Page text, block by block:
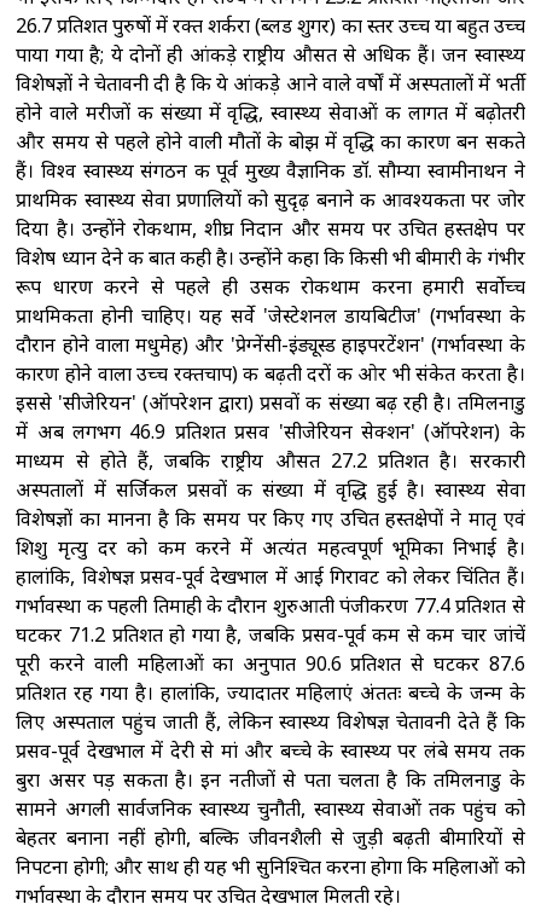
26.7 प्रतिशत पुरुषों में रक्त शर्करा (ब्लड शुगर) का स्तर उच्च या बहुत उच्च
पाया गया है; ये दोनों ही आंकड़े राष्ट्रीय औसत से अधिक हैं। जन स्वास्थ्य
विशेषज्ञों ने चेतावनी दी है कि ये आंकड़े आने वाले वर्षों में अस्पतालों में भर्ती
होने वाले मरीजों की संख्या में वृद्धि, स्वास्थ्य सेवाओं की लागत में बढ़ोतरी
और समय से पहले होने वाली मौतों के बोझ में वृद्धि का कारण बन सकते
हैं। विश्व स्वास्थ्य संगठन की पूर्व मुख्य वैज्ञानिक डॉ. सौम्या स्वामीनाथन ने
प्राथमिक स्वास्थ्य सेवा प्रणालियों को सुदृढ़ बनाने की आवश्यकता पर जोर
दिया है। उन्होंने रोकथाम, शीघ्र निदान और समय पर उचित हस्तक्षेप पर
विशेष ध्यान देने की बात कही है। उन्होंने कहा कि किसी भी बीमारी के गंभीर
रूप धारण करने से पहले ही उसकी रोकथाम करना हमारी सर्वोच्च
प्राथमिकता होनी चाहिए। यह सर्वे 'जेस्टेशनल डायबिटीज' (गर्भावस्था के
दौरान होने वाला मधुमेह) और 'प्रेग्नेंसी-इंड्यूस्ड हाइपरटेंशन' (गर्भावस्था के
कारण होने वाला उच्च रक्तचाप) की बढ़ती दरों की ओर भी संकेत करता है।
इससे 'सीजेरियन' (ऑपरेशन द्वारा) प्रसवों की संख्या बढ़ रही है। तमिलनाडु
में अब लगभग 46.9 प्रतिशत प्रसव 'सीजेरियन सेक्शन' (ऑपरेशन) के
माध्यम से होते हैं, जबकि राष्ट्रीय औसत 27.2 प्रतिशत है। सरकारी
अस्पतालों में सर्जिकल प्रसवों की संख्या में वृद्धि हुई है। स्वास्थ्य सेवा
विशेषज्ञों का मानना ​​है कि समय पर किए गए उचित हस्तक्षेपों ने मातृ एवं
शिशु मृत्यु दर को कम करने में अत्यंत महत्वपूर्ण भूमिका निभाई है।
हालांकि, विशेषज्ञ प्रसव-पूर्व देखभाल में आई गिरावट को लेकर चिंतित हैं।
गर्भावस्था की पहली तिमाही के दौरान शुरुआती पंजीकरण 77.4 प्रतिशत से
घटकर 71.2 प्रतिशत हो गया है, जबकि प्रसव-पूर्व कम से कम चार जांचें
पूरी करने वाली महिलाओं का अनुपात 90.6 प्रतिशत से घटकर 87.6
प्रतिशत रह गया है। हालांकि, ज्यादातर महिलाएं अंततः बच्चे के जन्म के
लिए अस्पताल पहुंच जाती हैं, लेकिन स्वास्थ्य विशेषज्ञ चेतावनी देते हैं कि
प्रसव-पूर्व देखभाल में देरी से मां और बच्चे के स्वास्थ्य पर लंबे समय तक
बुरा असर पड़ सकता है। इन नतीजों से पता चलता है कि तमिलनाडु के
सामने अगली सार्वजनिक स्वास्थ्य चुनौती, स्वास्थ्य सेवाओं तक पहुंच को
बेहतर बनाना नहीं होगी, बल्कि जीवनशैली से जुड़ी बढ़ती बीमारियों से
निपटना होगी; और साथ ही यह भी सुनिश्चित करना होगा कि महिलाओं को
गर्भावस्था के दौरान समय पर उचित देखभाल मिलती रहे।